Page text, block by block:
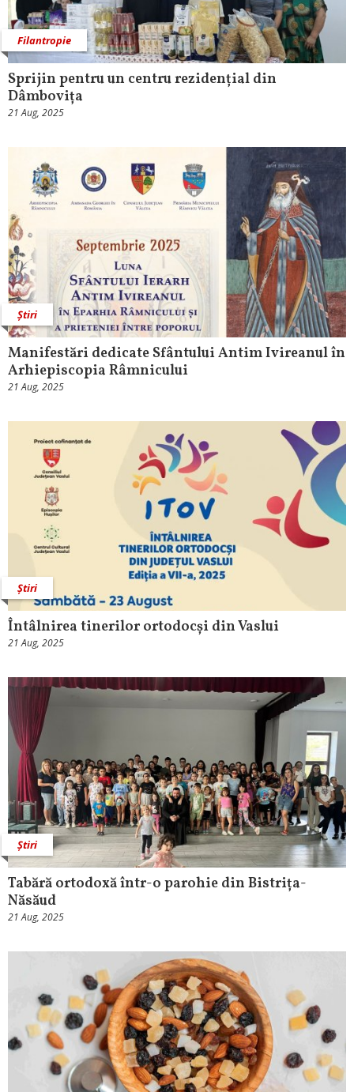
Filantropie
Sprijin pentru un centru rezidențial din
Dâmbovița
21 Aug, 2025
Știri
Manifestări dedicate Sfântului Antim Ivireanul în
Arhiepiscopia Râmnicului
21 Aug, 2025
Știri
Întâlnirea tinerilor ortodocși din Vaslui
21 Aug, 2025
Știri
Tabără ortodoxă într-o parohie din Bistrița-
Năsăud
21 Aug, 2025